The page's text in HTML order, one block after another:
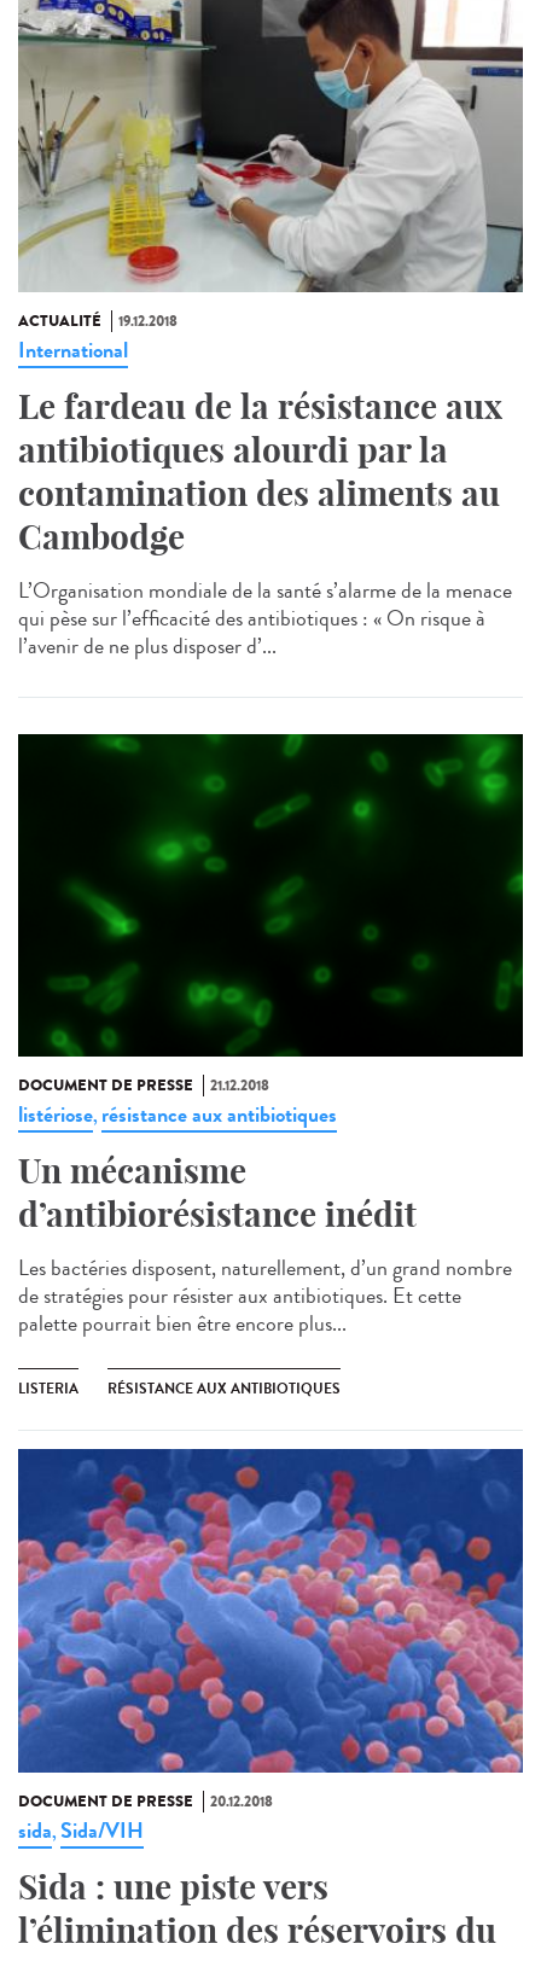
ACTUALITÉ 19.12.2018
International
Le fardeau de la résistance aux
antibiotiques alourdi par la
contamination des aliments au
Cambodge
L’Organisation mondiale de la santé s’alarme de la menace
qui pèse sur l’efficacité des antibiotiques : « On risque à
l’avenir de ne plus disposer d’...
DOCUMENT DE PRESSE 21.12.2018
listériose, résistance aux antibiotiques
Un mécanisme
d’antibiorésistance inédit
Les bactéries disposent, naturellement, d’un grand nombre
de stratégies pour résister aux antibiotiques. Et cette
palette pourrait bien être encore plus...
LISTERIA RÉSISTANCE AUX ANTIBIOTIQUES
DOCUMENT DE PRESSE 20.12.2018
sida,Sida/VIH
Sida : une piste vers
l’élimination des réservoirs du